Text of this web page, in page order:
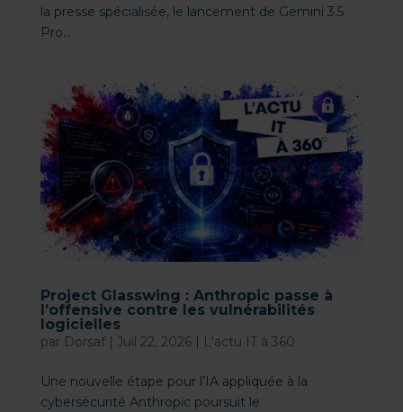
la presse spécialisée, le lancement de Gemini 3.5
Pro...
Project Glasswing : Anthropic passe à
l’offensive contre les vulnérabilités
logicielles
par Dorsaf| Juil 22, 2026| L'actu IT à 360
Une nouvelle étape pour l’IA appliquée à la
cybersécurité Anthropic poursuit le